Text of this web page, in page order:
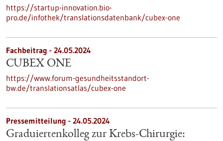
https://startup-innovation.bio-
pro.de/infothek/translationsdatenbank/cubex-one
Fachbeitrag - 24.05.2024
CUBEX ONE
https://www.forum-gesundheitsstandort-
bw.de/translationsatlas/cubex-one
Pressemitteilung - 24.05.2024
Graduiertenkolleg zur Krebs-Chirurgie: